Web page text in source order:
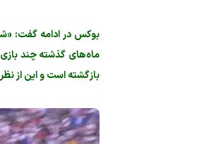
بوکس در ادامه گفت:
ماه‌های گذشته چند بازی
بازگشته است و این از